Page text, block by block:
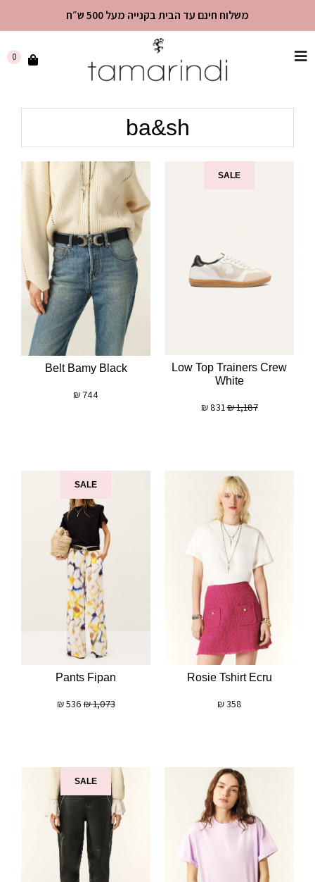
שִׂים
משלוח חינם עד הבית בקנייה מעל 500 ש״ח
0
ba&sh
SALE
Low Top Trainers Crew
White
1,187
₪
831
₪
Belt Bamy Black
744
₪
Rosie Tshirt Ecru
358
₪
SALE
Pants Fipan
1,073
₪
536
₪
SALE